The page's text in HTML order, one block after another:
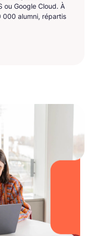
ou Google Cloud. À
000 alumni, répartis